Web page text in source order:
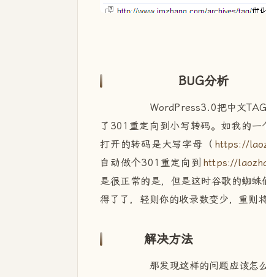
BUG分析
WordPress3.0把中文TAG的
了301重定向到小写转码。如我的一
打开的转码是大写字母（ https://
自动做个301重定向到 https://
是很正常的是，但是这时谷歌的蜘
得了了，轻则你的收录数变少，重则
解决方法
那发现这样的问题应该怎么